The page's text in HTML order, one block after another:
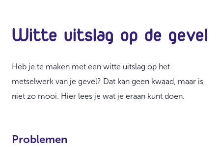
Witte uitslag op de gevel
Heb je te maken met een witte uitslag op het
metselwerk van je gevel? Dat kan geen kwaad, maar is
niet zo mooi. Hier lees je wat je eraan kunt doen.
Problemen